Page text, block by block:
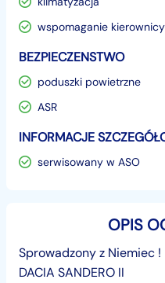
wspomaganie kierownicy
BEZPIECZENSTWO
poduszki powietrzne
ASR
INFORMACJE
serwisowany w ASO
OPIS
Sprowadzony z Niemiec !
DACIA SANDERO II